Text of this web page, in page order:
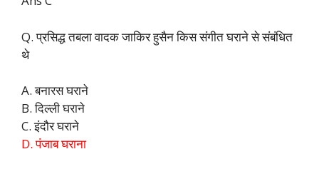
Q. प्रसिद्ध तबला वादक जाकिर हुसैन किस संगीत घराने से संबंधित
थे
A. बनारस घराने
B. दिल्ली घराने
C. इंदौर घराने
D. पंजाब घराना